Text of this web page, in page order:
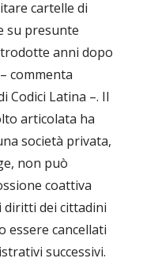
cartelle di
su presunte
anni dopo
commenta
Codici Latina –. Il
articolata ha
società privata,
non può
coattiva
diritti dei cittadini
essere cancellati
successivi.